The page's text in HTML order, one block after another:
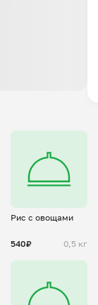
Рис с овощами
540₽ 0,5 кг